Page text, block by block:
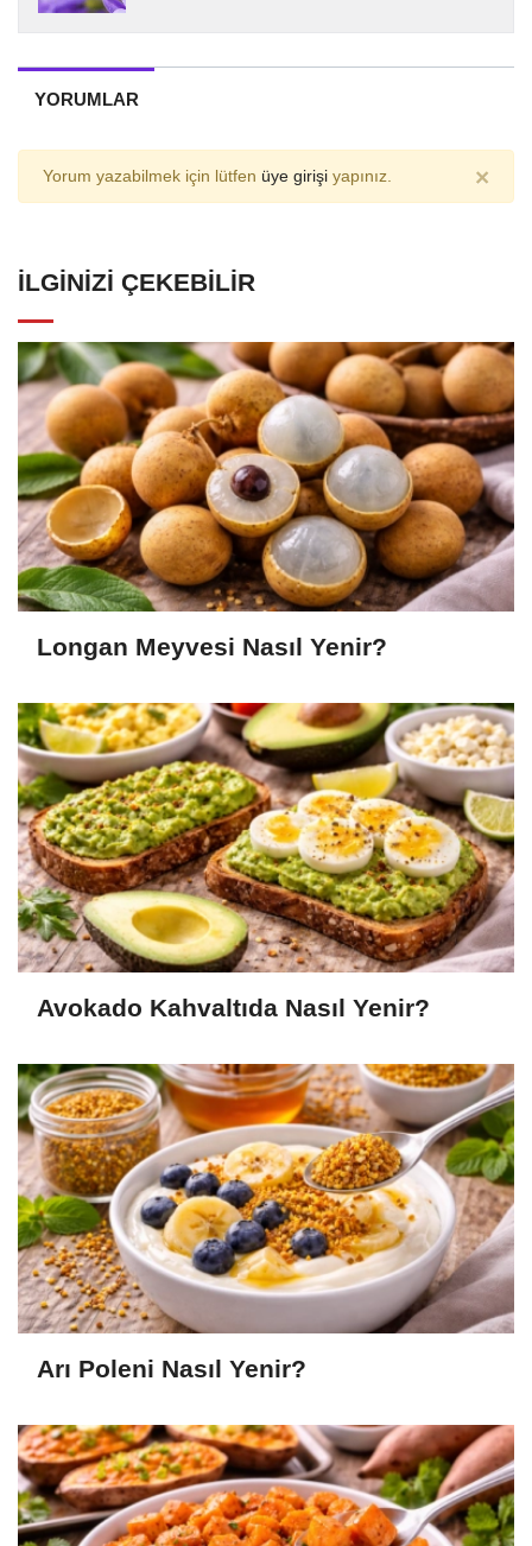
YORUMLAR
Yorum yazabilmek için lütfen üye girişi yapınız. ×
İLGINIZI ÇEKEBILIR
Longan Meyvesi Nasıl Yenir?
Avokado Kahvaltıda Nasıl Yenir?
Arı Poleni Nasıl Yenir?